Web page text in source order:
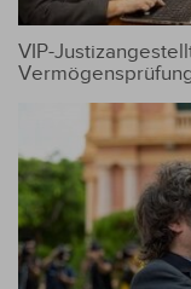
VIP-